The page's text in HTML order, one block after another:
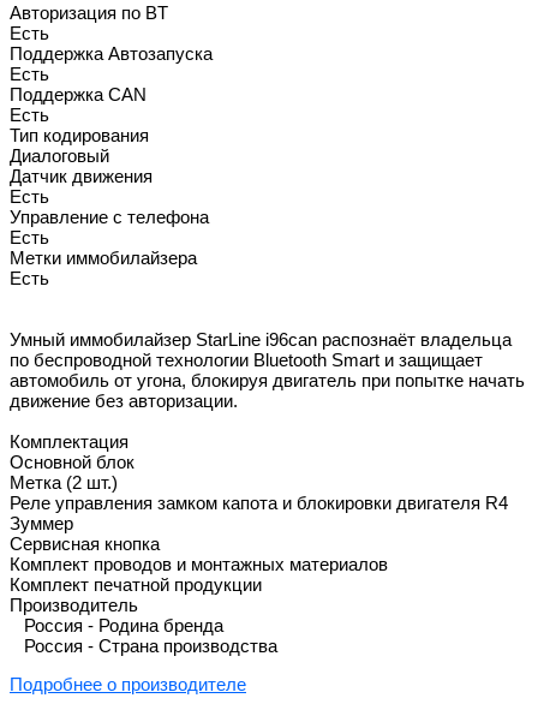
Авторизация по BT
Есть
Поддержка Автозапуска
Есть
Поддержка CAN
Есть
Тип кодирования
Диалоговый
Датчик движения
Есть
Управление с телефона
Есть
Метки иммобилайзера
Есть
Умный иммобилайзер StarLine i96can распознаёт владельца
по беспроводной технологии Bluetooth Smart и защищает
автомобиль от угона, блокируя двигатель при попытке начать
движение без авторизации.
Комплектация
Основной блок
Метка (2 шт.)
Реле управления замком капота и блокировки двигателя R4
Зуммер
Сервисная кнопка
Комплект проводов и монтажных материалов
Комплект печатной продукции
Производитель
Россия - Родина бренда
Россия - Страна производства
Подробнее о производителе